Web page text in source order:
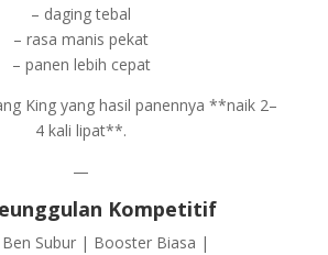
– daging tebal
– rasa manis pekat
– panen lebih cepat
King yang hasil panennya **naik 2–
4 kali lipat**.
—
Kompetitif
Ben Subur | Booster Biasa |